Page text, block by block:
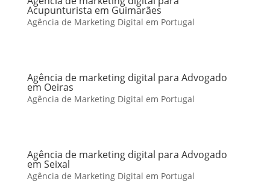
Acupunturista em Guimarães
Agência de Marketing Digital em Portugal
Agência de marketing digital para Advogado
em Oeiras
Agência de Marketing Digital em Portugal
Agência de marketing digital para Advogado
em Seixal
Agência de Marketing Digital em Portugal